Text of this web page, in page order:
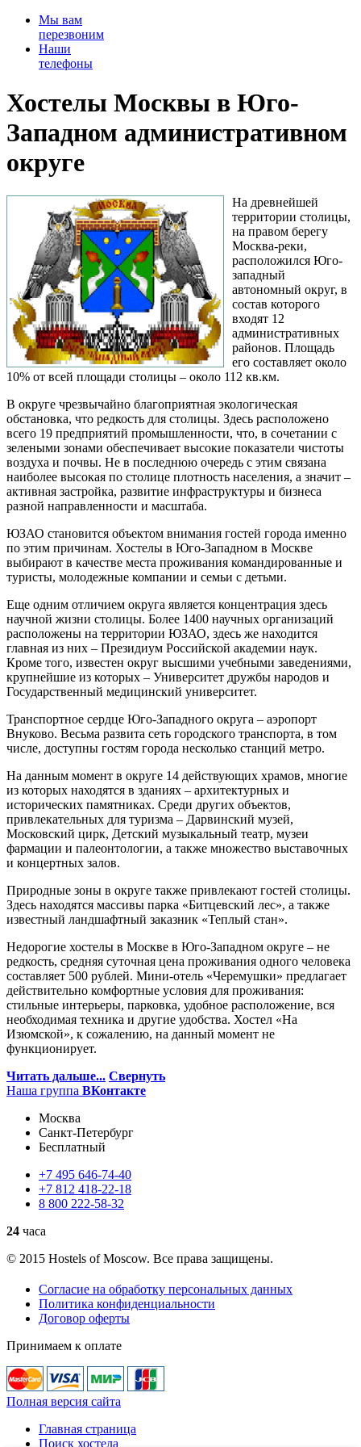
Мы вам
перезвоним
Наши
телефоны
Хостелы Москвы в Юго-
Западном административном
округе
На древнейшей
территории столицы,
на правом берегу
Москва-реки,
расположился Юго-
западный
автономный округ, в
состав которого
входят 12
административных
районов. Площадь
его составляет около
10% от всей площади столицы – около 112 кв.км.
В округе чрезвычайно благоприятная экологическая
обстановка, что редкость для столицы. Здесь расположено
всего 19 предприятий промышленности, что, в сочетании с
зелеными зонами обеспечивает высокие показатели чистоты
воздуха и почвы. Не в последнюю очередь с этим связана
наиболее высокая по столице плотность населения, а значит –
активная застройка, развитие инфраструктуры и бизнеса
разной направленности и масштаба.
ЮЗАО становится объектом внимания гостей города именно
по этим причинам. Хостелы в Юго-Западном в Москве
выбирают в качестве места проживания командированные и
туристы, молодежные компании и семьи с детьми.
Еще одним отличием округа является концентрация здесь
научной жизни столицы. Более 1400 научных организаций
расположены на территории ЮЗАО, здесь же находится
главная из них – Президиум Российской академии наук.
Кроме того, известен округ высшими учебными заведениями,
крупнейшие из которых – Университет дружбы народов и
Государственный медицинский университет.
Транспортное сердце Юго-Западного округа – аэропорт
Внуково. Весьма развита сеть городского транспорта, в том
числе, доступны гостям города несколько станций метро.
На данным момент в округе 14 действующих храмов, многие
из которых находятся в зданиях – архитектурных и
исторических памятниках. Среди других объектов,
привлекательных для туризма – Дарвинский музей,
Московский цирк, Детский музыкальный театр, музеи
фармации и палеонтологии, а также множество выставочных
и концертных залов.
Природные зоны в округе также привлекают гостей столицы.
Здесь находятся массивы парка «Битцевский лес», а также
известный ландшафтный заказник «Теплый стан».
Недорогие хостелы в Москве в Юго-Западном округе – не
редкость, средняя суточная цена проживания одного человека
составляет 500 рублей. Мини-отель «Черемушки» предлагает
действительно комфортные условия для проживания:
стильные интерьеры, парковка, удобное расположение, вся
необходимая техника и другие удобства. Хостел «На
Изюмской», к сожалению, на данный момент не
функционирует.
Читать дальше... Свернуть
Наша группа ВКонтакте
Москва
Санкт-Петербург
Бесплатный
+7 495 646-74-40
+7 812 418-22-18
8 800 222-58-32
24 часа
© 2015 Hostels of Moscow. Все права защищены.
Согласие на обработку персональных данных
Политика конфиденциальности
Договор оферты
Принимаем к оплате
Полная версия сайта
Главная страница
Поиск хостела